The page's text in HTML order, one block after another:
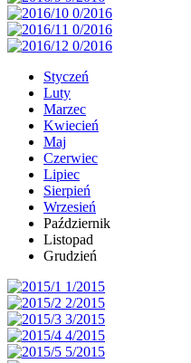
Styczeń
Luty
Marzec
Kwiecień
Maj
Czerwiec
Lipiec
Sierpień
Wrzesień
Październik
Listopad
Grudzień